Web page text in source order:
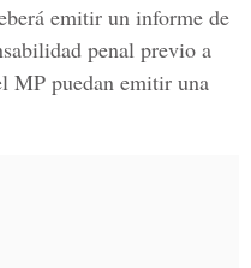
emitir un informe de
penal previo a
MP puedan emitir una